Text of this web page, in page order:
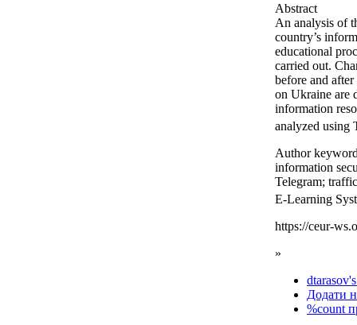
Abstract
An analysis of
country’s
educational
carried out.
before and
on Ukraine are
information
analyzed using
Author
information
Telegram;
E-Learning
https://ceur-
»
Додати
%count